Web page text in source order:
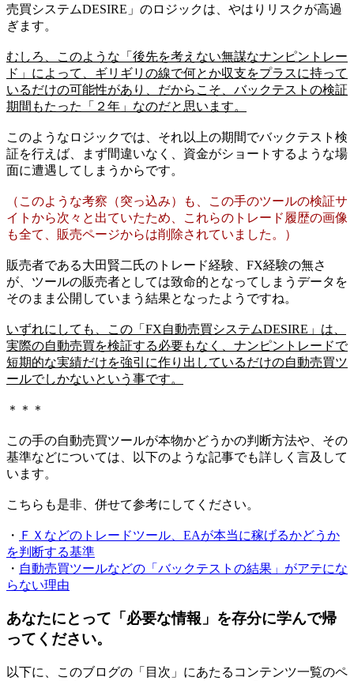
売買システムDESIRE」のロジックは、やはりリスクが高過
ぎます。
むしろ、このような「後先を考えない無謀なナンピントレー
ド」によって、ギリギリの線で何とか収支をプラスに持って
いるだけの可能性があり、だからこそ、バックテストの検証
期間もたった「２年」なのだと思います。
このようなロジックでは、それ以上の期間でバックテスト検
証を行えば、まず間違いなく、資金がショートするような場
面に遭遇してしまうからです。
（このような考察（突っ込み）も、この手のツールの検証サ
イトから次々と出ていたため、これらのトレード履歴の画像
も全て、販売ページからは削除されていました。）
販売者である大田賢二氏のトレード経験、FX経験の無さ
が、ツールの販売者としては致命的となってしまうデータを
そのまま公開していまう結果となったようですね。
いずれにしても、この「FX自動売買システムDESIRE」は、
実際の自動売買を検証する必要もなく、ナンピントレードで
短期的な実績だけを強引に作り出しているだけの自動売買ツ
ールでしかないという事です。
＊＊＊
この手の自動売買ツールが本物かどうかの判断方法や、その
基準などについては、以下のような記事でも詳しく言及して
います。
こちらも是非、併せて参考にしてください。
・ ＦＸなどのトレードツール、EAが本当に稼げるかどうか
を判断する基準
・ 自動売買ツールなどの「バックテストの結果」がアテにな
らない理由
あなたにとって「必要な情報」を存分に学んで帰
ってください。
以下に、このブログの「目次」にあたるコンテンツ一覧のペ